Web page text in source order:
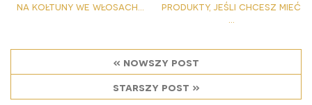
na kołtuny we włosach...
produkty, jeśli chcesz mieć
« nowszy post
starszy post »